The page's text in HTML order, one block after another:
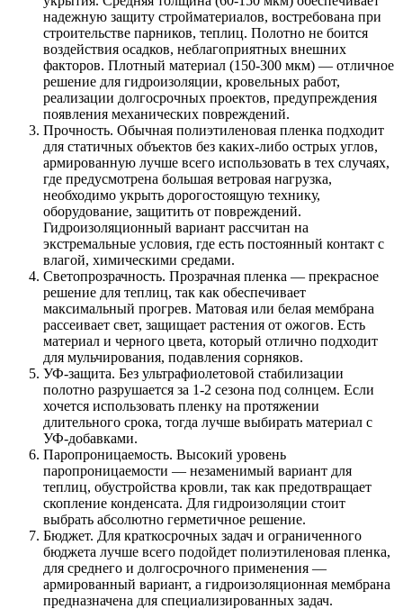
надежную защиту стройматериалов, востребована при
строительстве парников, теплиц. Полотно не боится
воздействия осадков, неблагоприятных внешних
факторов. Плотный материал (150-300 мкм) — отличное
решение для гидроизоляции, кровельных работ,
реализации долгосрочных проектов, предупреждения
появления механических повреждений.
Прочность. Обычная полиэтиленовая пленка подходит
для статичных объектов без каких-либо острых углов,
армированную лучше всего использовать в тех случаях,
где предусмотрена большая ветровая нагрузка,
необходимо укрыть дорогостоящую технику,
оборудование, защитить от повреждений.
Гидроизоляционный вариант рассчитан на
экстремальные условия, где есть постоянный контакт с
влагой, химическими средами.
Светопрозрачность. Прозрачная пленка — прекрасное
решение для теплиц, так как обеспечивает
максимальный прогрев. Матовая или белая мембрана
рассеивает свет, защищает растения от ожогов. Есть
материал и черного цвета, который отлично подходит
для мульчирования, подавления сорняков.
УФ-защита. Без ультрафиолетовой стабилизации
полотно разрушается за 1-2 сезона под солнцем. Если
хочется использовать пленку на протяжении
длительного срока, тогда лучше выбирать материал с
УФ-добавками.
Паропроницаемость. Высокий уровень
паропроницаемости — незаменимый вариант для
теплиц, обустройства кровли, так как предотвращает
скопление конденсата. Для гидроизоляции стоит
выбрать абсолютно герметичное решение.
Бюджет. Для краткосрочных задач и ограниченного
бюджета лучше всего подойдет полиэтиленовая пленка,
для среднего и долгосрочного применения —
армированный вариант, а гидроизоляционная мембрана
предназначена для специализированных задач.